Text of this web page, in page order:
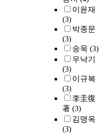
이윤재
(3)
박종문
(3)
송욱 (3)
우낙기
(3)
이규복
(3)
李圭復
著 (3)
김명옥
(3)